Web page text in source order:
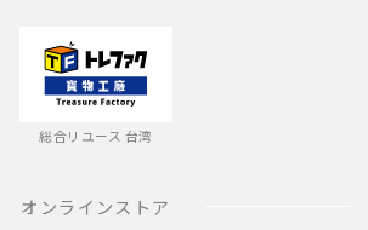
総合リユース 台湾
オンラインストア